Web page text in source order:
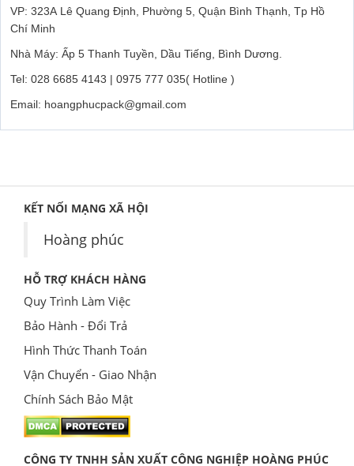
VP: 323A Lê Quang Định, Phường 5, Quận Bình Thạnh, Tp Hồ
Chí Minh
Nhà Máy: Ấp 5 Thanh Tuyền, Dầu Tiếng, Bình Dương.
Tel: 028 6685 4143 | 0975 777 035( Hotline )
Email: hoangphucpack@gmail.com
KẾT NỐI MẠNG XÃ HỘI
Hoàng phúc
HỖ TRỢ KHÁCH HÀNG
Quy Trình Làm Việc
Bảo Hành - Đổi Trả
Hình Thức Thanh Toán
Vận Chuyển - Giao Nhận
Chính Sách Bảo Mật
CÔNG TY TNHH SẢN XUẤT CÔNG NGHIỆP HOÀNG PHÚC